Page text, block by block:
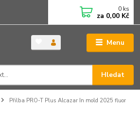
Menu
Hledat
0 ks
za 0,00 Kč
Přilba PRO-T Plus Alcazar In mold 2025 fluor